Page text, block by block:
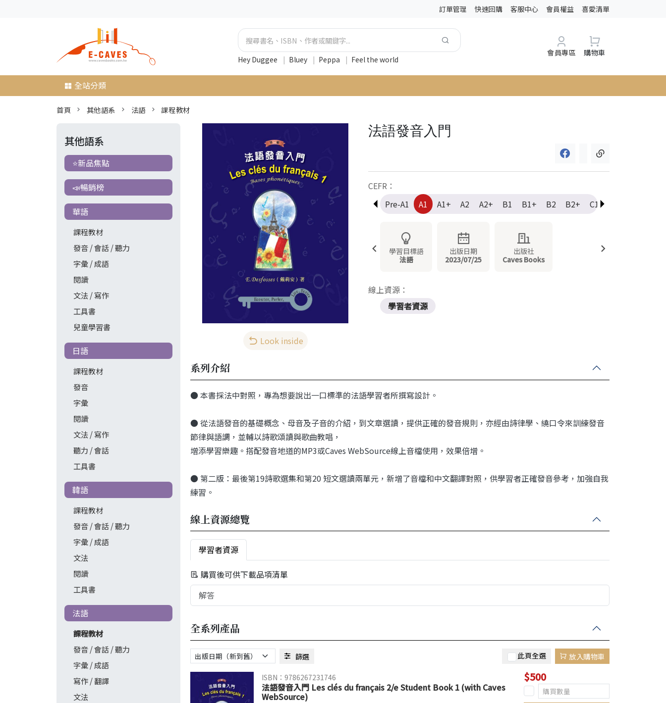
訂單管理 快速回購 客服中心 會員權益 喜愛清單
Hey Duggee | Bluey | Peppa | Feel the world
會員專區 購物車
全站分類
首頁 其他語系 法語 課程教材
其他語系
⭐新品焦點
📣暢銷榜
華語
課程教材
發音 / 會話 / 聽力
字彙 / 成語
閱讀
文法 / 寫作
工具書
兒童學習書
日語
課程教材
發音
字彙
閱讀
文法 / 寫作
聽力 / 會話
工具書
韓語
課程教材
發音 / 會話 / 聽力
字彙 / 成語
文法
閱讀
工具書
法語
課程教材
發音 / 會話 / 聽力
字彙 / 成語
寫作 / 翻譯
文法
Look inside
法語發音入門
CEFR：
Pre-A1
A1 A1+ A2 A2+ B1 B1+ B2 B2+ C1
學習目標語
法語
出版日期
2023/07/25
出版社
Caves Books
線上資源：
學習者資源
系列介紹
● 本書採法中對照，專為想要說出一口標準的法語學習者所撰寫設計。
● 從法語發音的基礎概念、母音及子音的介紹，到文章選讀，提供正確的發音規則，亦經由詩律學、繞口令來訓練發音
節律與語調，並輔以詩歌頌讀與歌曲教唱，
增添學習樂趣。搭配發音地道的MP3或Caves WebSource線上音檔使用，效果倍增。
● 第二版：最後第19詩歌選集和第20 短文選讀兩單元，新增了音檔和中文翻譯對照，供學習者正確發音參考，加強自我
練習。
線上資源總覽
學習者資源
購買後可供下載品項清單
解答
全系列產品
篩選 此頁全選 放入購物車
ISBN：9786267231746
法語發音入門 Les clés du français 2/e Student Book 1 (with Caves
WebSource)
$500